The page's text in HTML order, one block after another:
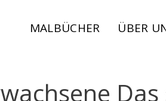
MALBÜCHER ÜBER
Das